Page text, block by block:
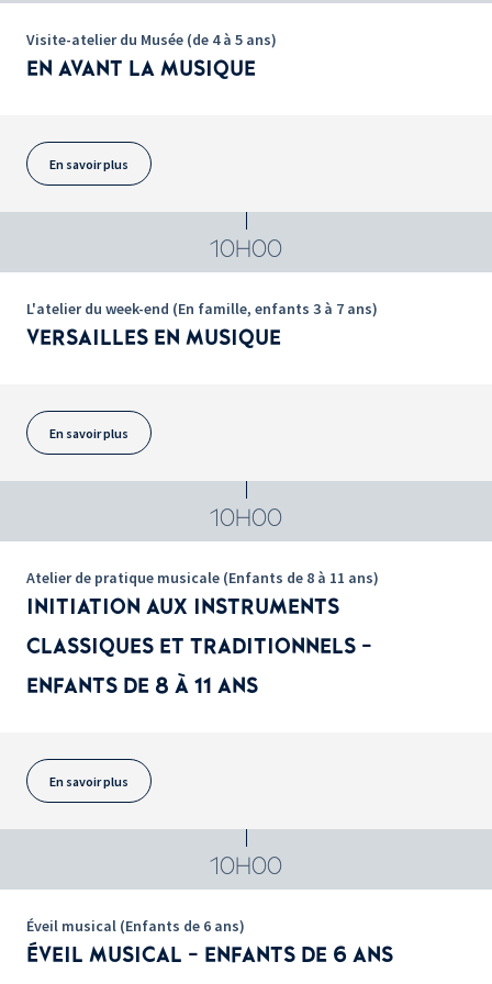
Visite-atelier du Musée (de 4 à 5 ans)
EN AVANT LA MUSIQUE
En savoir plus
10H00
L'atelier du week-end (En famille, enfants 3 à 7 ans)
VERSAILLES EN MUSIQUE
En savoir plus
10H00
Atelier de pratique musicale (Enfants de 8 à 11 ans)
INITIATION AUX INSTRUMENTS
CLASSIQUES ET TRADITIONNELS -
ENFANTS DE 8 À 11 ANS
En savoir plus
10H00
Éveil musical (Enfants de 6 ans)
ÉVEIL MUSICAL - ENFANTS DE 6 ANS